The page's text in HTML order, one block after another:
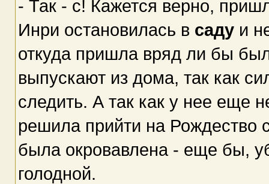
- Так - с! Кажется верно,
Инри остановилась в садуи
откуда пришла вряд ли бы
выпускают из дома, так как
следить. А так как у нее еще
решила прийти на Рождество
была окровавлена - еще бы,
голодной.